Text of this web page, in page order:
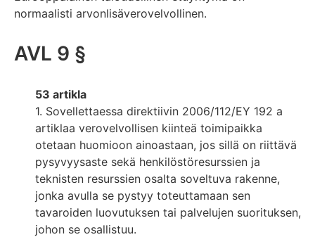
normaalisti arvonlisäverovelvollinen.
AVL 9 §
53 artikla
1. Sovellettaessa direktiivin 2006/112/EY 192 a
artiklaa verovelvollisen kiinteä toimipaikka
otetaan huomioon ainoastaan, jos sillä on riittävä
pysyvyysaste sekä henkilöstöresurssien ja
teknisten resurssien osalta soveltuva rakenne,
jonka avulla se pystyy toteuttamaan sen
tavaroiden luovutuksen tai palvelujen suorituksen,
johon se osallistuu.